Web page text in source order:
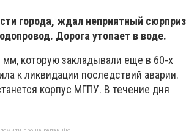
города, ждал неприятный
Дорога утопает в воде.
мм, которую закладывали еще в 60-х
к ликвидации последствий аварии.
корпус МГПУ. В течение дня